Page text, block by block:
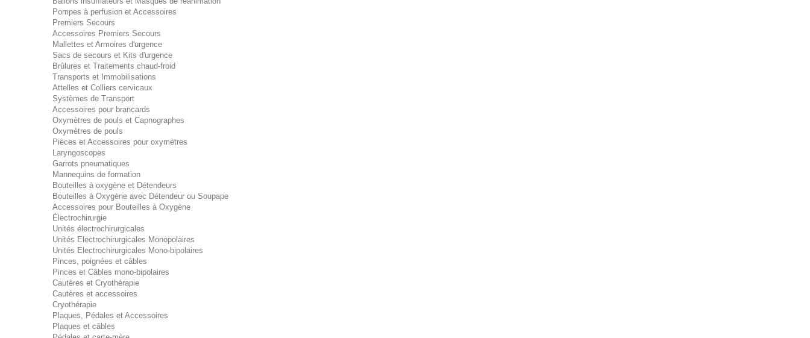
Pompes à perfusion et Accessoires
Premiers Secours
Accessoires Premiers Secours
Mallettes et Armoires d'urgence
Sacs de secours et Kits d'urgence
Brûlures et Traitements chaud-froid
Transports et Immobilisations
Attelles et Colliers cervicaux
Systèmes de Transport
Accessoires pour brancards
Oxymètres de pouls et Capnographes
Oxymètres de pouls
Pièces et Accessoires pour oxymètres
Laryngoscopes
Garrots pneumatiques
Mannequins de formation
Bouteilles à oxygène et Détendeurs
Bouteilles à Oxygène avec Détendeur ou Soupape
Accessoires pour Bouteilles à Oxygène
Électrochirurgie
Unités électrochirurgicales
Unités Electrochirurgicales Monopolaires
Unités Electrochirurgicales Mono-bipolaires
Pinces, poignées et câbles
Pinces et Câbles mono-bipolaires
Cautères et Cryothérapie
Cautères et accessoires
Cryothérapie
Plaques, Pédales et Accessoires
Plaques et câbles